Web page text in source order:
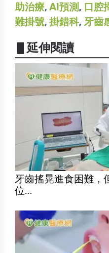
助治療, AI預測, 口腔
難掛號, 掛錯科, 牙齒
▋延伸閱讀
牙齒搖晃進食困難
位...